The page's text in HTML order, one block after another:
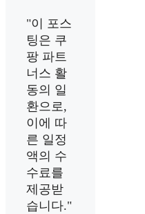
"이 포스
팅은 쿠
팡 파트
너스 활
동의 일
환으로,
이에 따
른 일정
액의 수
수료를
제공받
습니다."